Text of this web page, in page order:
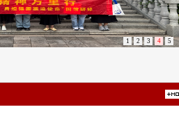
1 2 3 4 5